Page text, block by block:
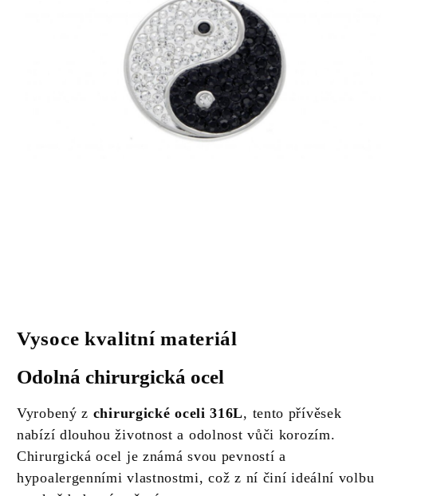
Vysoce kvalitní materiál
Odolná chirurgická ocel
Vyrobený z chirurgické oceli 316L, tento přívěsek
nabízí dlouhou životnost a odolnost vůči korozím.
Chirurgická ocel je známá svou pevností a
hypoalergenními vlastnostmi, což z ní činí ideální volbu